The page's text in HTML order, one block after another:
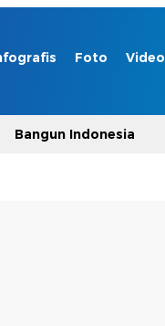
Foto Video
Bangun Indonesia